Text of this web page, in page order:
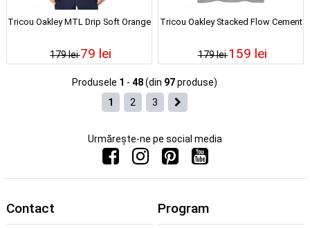
Tricou Oakley MTL Drip Soft Orange
179 lei79 lei
Tricou Oakley Stacked Flow Cement
179 lei159 lei
Produsele 1 - 48(din 97produse)
1
2 3
Urmărește-ne pe social media
Contact Program